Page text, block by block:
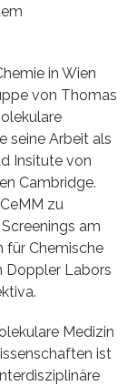
in Wien
von Thomas
seine Arbeit als
Insitute von
Cambridge.
zu
am
für Chemische
Doppler Labors
Medizin
ist